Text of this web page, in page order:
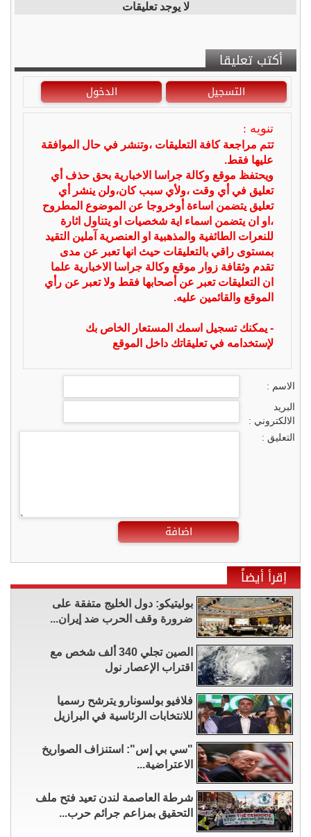
لا يوجد تعليقات
أكتب تعليقا
التسجيل الدخول
تنويه :
تتم مراجعة كافة التعليقات ،وتنشر في حال الموافقة
عليها فقط.
ويحتفظ موقع وكالة جراسا الاخبارية بحق حذف أي
تعليق في أي وقت ،ولأي سبب كان،ولن ينشر أي
تعليق يتضمن اساءة أوخروجا عن الموضوع المطروح
،او ان يتضمن اسماء اية شخصيات او يتناول اثارة
للنعرات الطائفية والمذهبية او العنصرية آملين التقيد
بمستوى راقي بالتعليقات حيث انها تعبر عن مدى
تقدم وثقافة زوار موقع وكالة جراسا الاخبارية علما
ان التعليقات تعبر عن أصحابها فقط ولا تعبر عن رأي
الموقع والقائمين عليه.
- يمكنك تسجيل اسمك المستعار الخاص بك
لإستخدامه في تعليقاتك داخل الموقع
الاسم :
البريد
الالكتروني :
التعليق :
اضافة
إقرأ أيضاً
بوليتيكو: دول الخليج متفقة على
ضرورة وقف الحرب ضد إيران...
الصين تجلي 340 ألف شخص مع
اقتراب الإعصار نول
فلافيو بولسونارو يترشح رسميا
للانتخابات الرئاسية في البرازيل
"سي بي إس": استنزاف الصواريخ
الاعتراضية...
شرطة العاصمة لندن تعيد فتح ملف
التحقيق بمزاعم جرائم حرب...